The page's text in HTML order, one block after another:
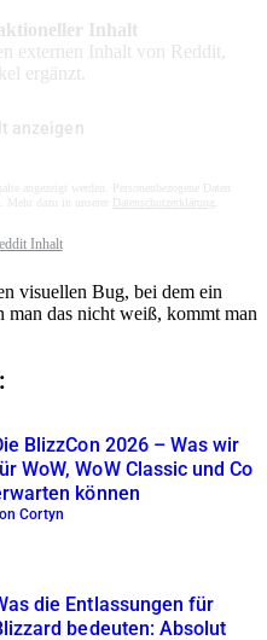
Inhalt
externen Inhalt von Reddit,
ergänzt.
anzeigen
angezeigt werden. Personenbezogene Daten
dazu in unserer Datenschutzerklärung
Inhalt
visuellen Bug, bei dem ein
man das nicht weiß, kommt man
BlizzCon 2026 – Was wir
WoW, WoW Classic und Co
können
Cortyn
die Entlassungen für
bedeuten: Absolut